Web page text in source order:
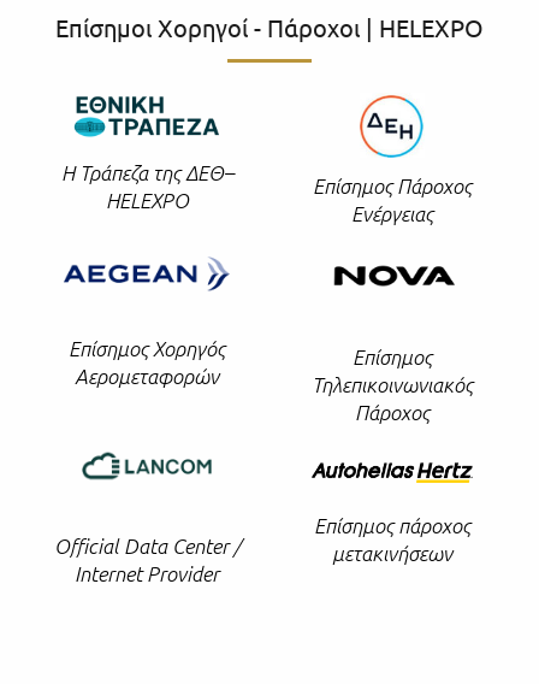
Επίσημοι Χορηγοί - Πάροχοι | HELEXPO
Η Τράπεζα της ΔΕΘ–
HELEXPO
Επίσημος Πάροχος
Ενέργειας
Επίσημος Χορηγός
Αερομεταφορών
Επίσημος
Τηλεπικοινωνιακός
Πάροχος
Official Data Center /
Internet Provider
Επίσημος πάροχος
μετακινήσεων